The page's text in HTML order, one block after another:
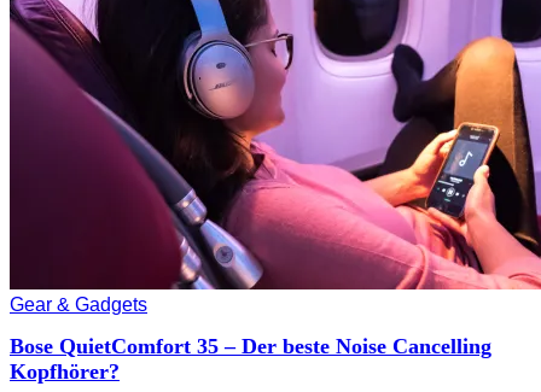
Gear & Gadgets
Bose QuietComfort 35 – Der beste Noise Cancelling
Kopfhörer?